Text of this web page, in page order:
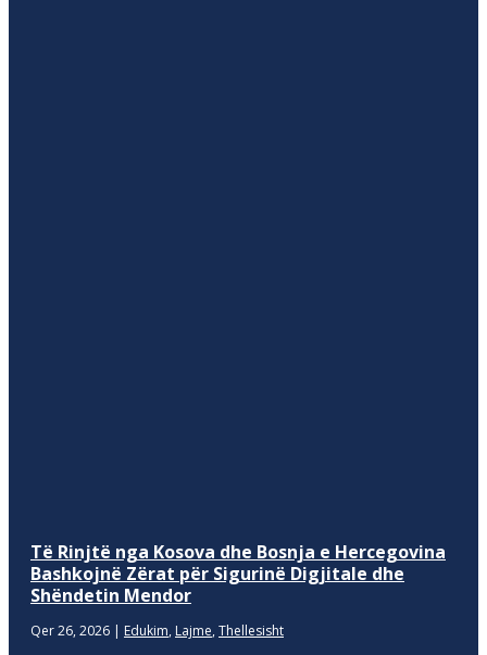
Të Rinjtë nga Kosova dhe Bosnja e Hercegovina
Bashkojnë Zërat për Sigurinë Digjitale dhe
Shëndetin Mendor
Qer 26, 2026 | Edukim, Lajme, Thellesisht